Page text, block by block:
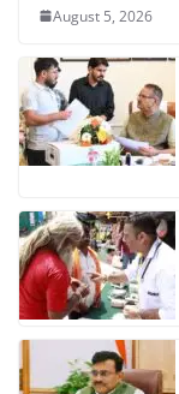
o
k
August 5, 2026